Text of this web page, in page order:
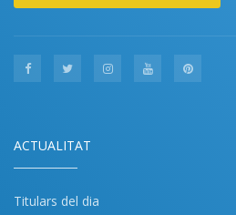
ACTUALITAT
Titulars del dia